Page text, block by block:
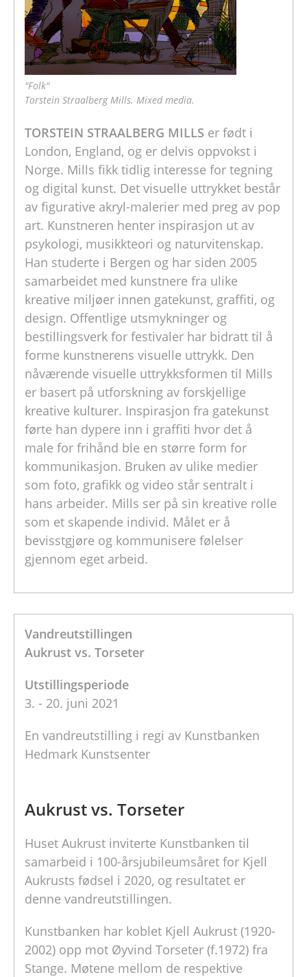
"Folk"
Torstein Straalberg Mills. Mixed media.
TORSTEIN STRAALBERG MILLS er født i
London, England, og er delvis oppvokst i
Norge. Mills fikk tidlig interesse for tegning
og digital kunst. Det visuelle uttrykket består
av figurative akryl-malerier med preg av pop
art. Kunstneren henter inspirasjon ut av
psykologi, musikkteori og naturvitenskap.
Han studerte i Bergen og har siden 2005
samarbeidet med kunstnere fra ulike
kreative miljøer innen gatekunst, graffiti, og
design. Offentlige utsmykninger og
bestillingsverk for festivaler har bidratt til å
forme kunstnerens visuelle uttrykk. Den
nåværende visuelle uttrykksformen til Mills
er basert på utforskning av forskjellige
kreative kulturer. Inspirasjon fra gatekunst
førte han dypere inn i graffiti hvor det å
male for frihånd ble en større form for
kommunikasjon. Bruken av ulike medier
som foto, grafikk og video står sentralt i
hans arbeider. Mills ser på sin kreative rolle
som et skapende individ. Målet er å
bevisstgjøre og kommunisere følelser
gjennom eget arbeid.
Vandreutstillingen
Aukrust vs. Torseter
Utstillingsperiode
3. - 20. juni 2021
En vandreutstilling i regi av Kunstbanken
Hedmark Kunstsenter
Aukrust vs. Torseter
Huset Aukrust inviterte Kunstbanken til
samarbeid i 100-årsjubileumsåret for Kjell
Aukrusts fødsel i 2020, og resultatet er
denne vandreutstillingen.
Kunstbanken har koblet Kjell Aukrust (1920-
2002) opp mot Øyvind Torseter (f.1972) fra
Stange. Møtene mellom de respektive